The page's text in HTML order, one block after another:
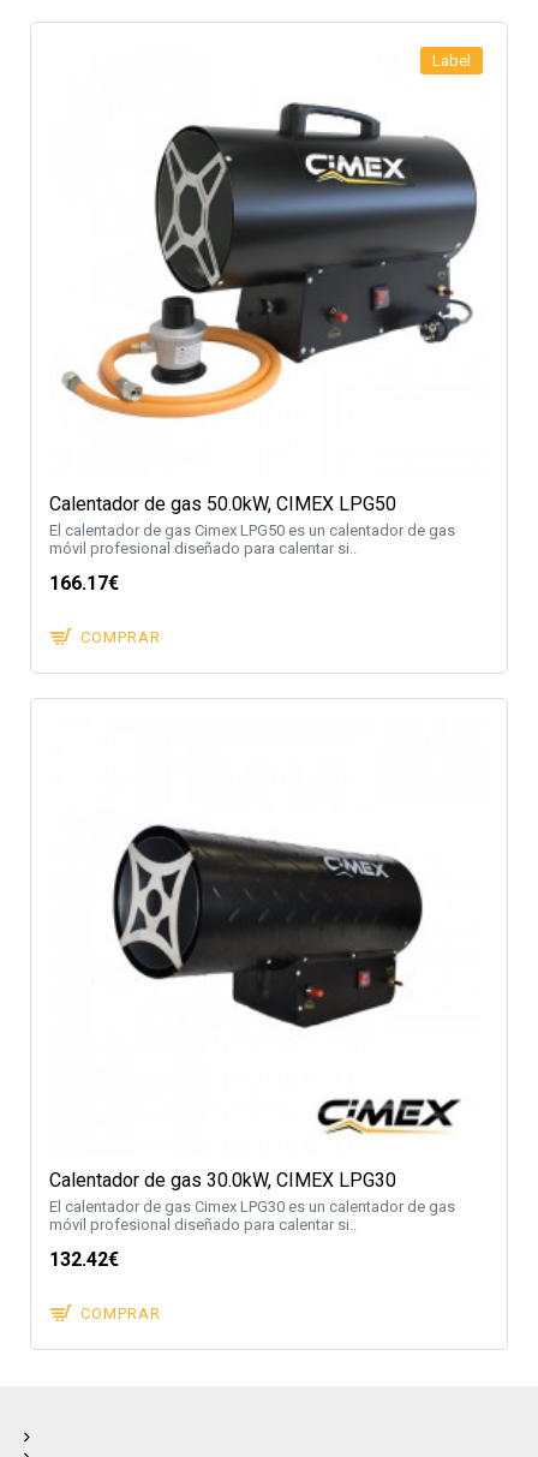
Label
Calentador de gas 50.0kW, CIMEX LPG50
El calentador de gas Cimex LPG50 es un calentador de gas
móvil profesional diseñado para calentar si..
166.17€
COMPRAR
Calentador de gas 30.0kW, CIMEX LPG30
El calentador de gas Cimex LPG30 es un calentador de gas
móvil profesional diseñado para calentar si..
132.42€
COMPRAR